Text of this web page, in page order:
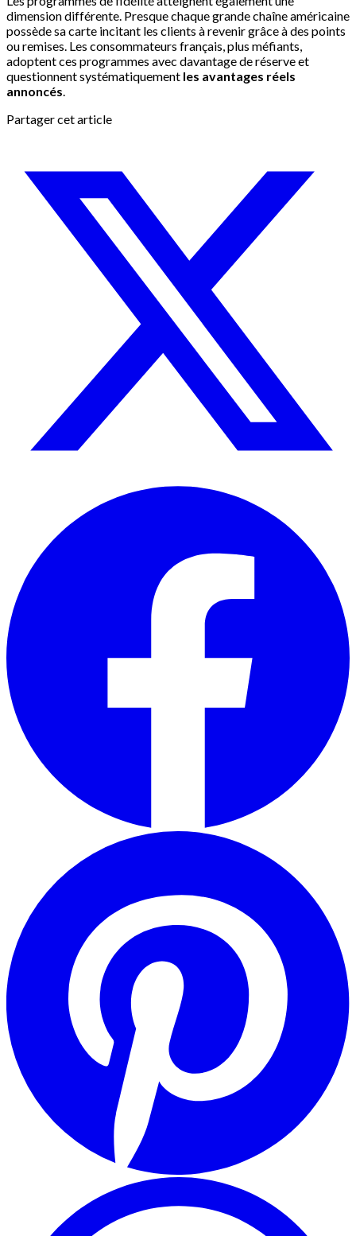
dimension différente. Presque chaque grande chaîne américaine
possède sa carte incitant les clients à revenir grâce à des points
ou remises. Les consommateurs français, plus méfiants,
adoptent ces programmes avec davantage de réserve et
questionnent systématiquement les avantages réels
annoncés.
Partager cet article